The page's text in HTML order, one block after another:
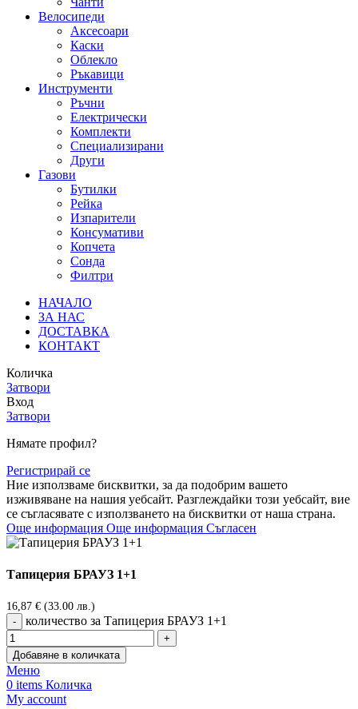
Велосипеди
Аксесоари
Каски
Облекло
Ръкавици
Инструменти
Ръчни
Електрически
Комплекти
Специализирани
Други
Газови
Бутилки
Рейка
Изпарители
Консумативи
Копчета
Сонда
Филтри
НАЧАЛО
ЗА НАС
ДОСТАВКА
КОНТАКТ
Количка
Затвори
Вход
Затвори
Нямате профил?
Регистрирай се
Ние използваме бисквитки, за да подобрим вашето
изживяване на нашия уебсайт. Разглеждайки този уебсайт, вие
се съгласявате с използването на бисквитки от наша страна.
Още информация Още информация Съгласен
Тапицерия БРАУЗ 1+1
16,87 € (33.00 лв.)
количество за Тапицерия БРАУЗ 1+1
Добавяне в количката
Меню
0 items Количка
My account